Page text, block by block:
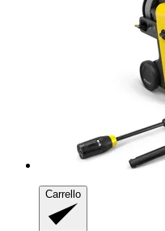
Carrello